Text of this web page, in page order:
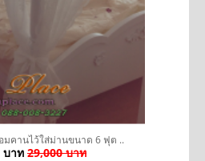
มคานไว้ใส่ม่านขนาด 6 ฟุต ..
บาท 29,000 บาท